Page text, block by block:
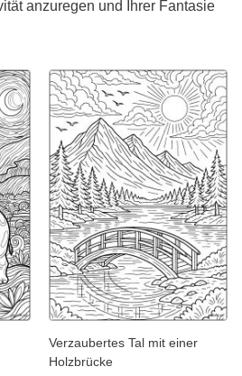
anzuregen und Ihrer Fantasie
Verzaubertes Tal mit einer
Holzbrücke